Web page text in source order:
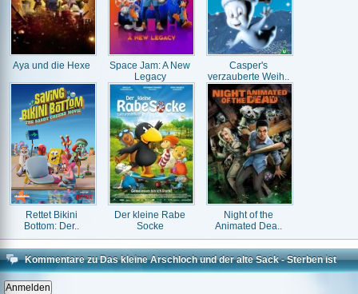
Aya und die Hexe
Space Jam: A New
Legacy
Casper's
verzauberte Weih..
Rettet Bikini
Bottom: Der..
Der kleine Rabe
Socke
Night of the
Animated Dea..
Kommentare zu Das kleine Arschloch und der alte Sack - Sterben ist
Scheiße